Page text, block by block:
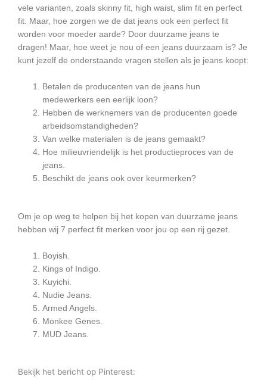
vele varianten, zoals skinny fit, high waist, slim fit en perfect
fit. Maar, hoe zorgen we de dat jeans ook een perfect fit
worden voor moeder aarde? Door duurzame jeans te
dragen! Maar, hoe weet je nou of een jeans duurzaam is? Je
kunt jezelf de onderstaande vragen stellen als je jeans koopt:
Betalen de producenten van de jeans hun
medewerkers een eerlijk loon?
Hebben de werknemers van de producenten goede
arbeidsomstandigheden?
Van welke materialen is de jeans gemaakt?
Hoe milieuvriendelijk is het productieproces van de
jeans.
Beschikt de jeans ook over keurmerken?
Om je op weg te helpen bij het kopen van duurzame jeans
hebben wij 7 perfect fit merken voor jou op een rij gezet.
Boyish.
Kings of Indigo.
Kuyichi.
Nudie Jeans.
Armed Angels.
Monkee Genes.
MUD Jeans.
Bekijk het bericht op Pinterest: